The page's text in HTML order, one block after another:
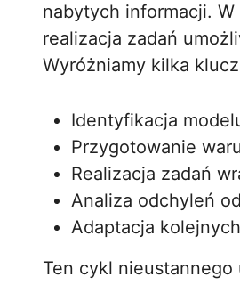
nabytych informacji.
realizacja zadań
Wyróżniamy kilka
Identyfikacja
Przygotowanie
Realizacja zadań
Analiza odchyleń
Adaptacja
Ten cykl